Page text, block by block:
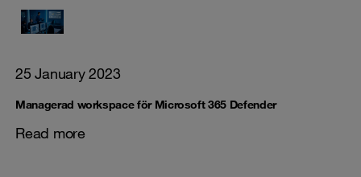
25 January 2023
Managerad workspace för Microsoft 365 Defender
Read more